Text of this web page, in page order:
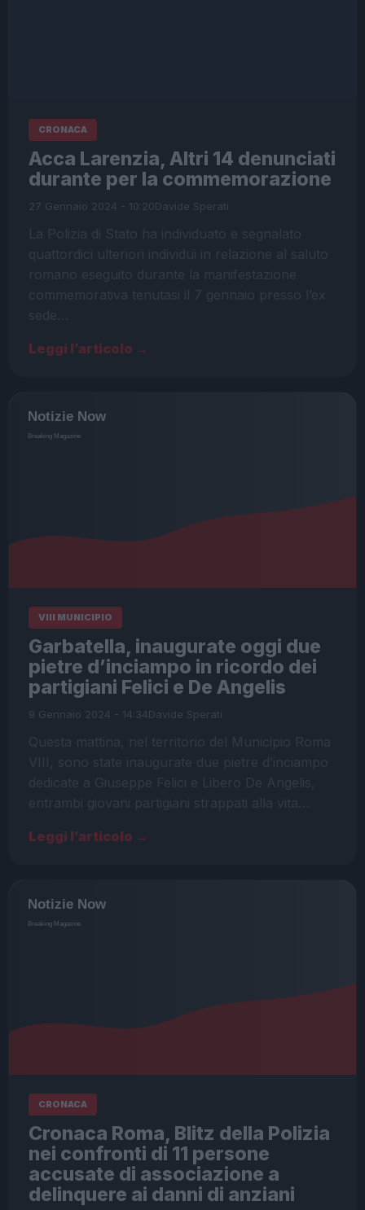
CRONACA
Acca Larenzia, Altri 14 denunciati
durante per la commemorazione
27 Gennaio 2024 - 10:20Davide Sperati
La Polizia di Stato ha individuato e segnalato
quattordici ulteriori individui in relazione al saluto
romano eseguito durante la manifestazione
commemorativa tenutasi il 7 gennaio presso l’ex
sede…
Leggi l’articolo →
VIII MUNICIPIO
Garbatella, inaugurate oggi due
pietre d’inciampo in ricordo dei
partigiani Felici e De Angelis
9 Gennaio 2024 - 14:34Davide Sperati
Questa mattina, nel territorio del Municipio Roma
VIII, sono state inaugurate due pietre d’inciampo
dedicate a Giuseppe Felici e Libero De Angelis,
entrambi giovani partigiani strappati alla vita…
Leggi l’articolo →
CRONACA
Cronaca Roma, Blitz della Polizia
nei confronti di 11 persone
accusate di associazione a
delinquere ai danni di anziani